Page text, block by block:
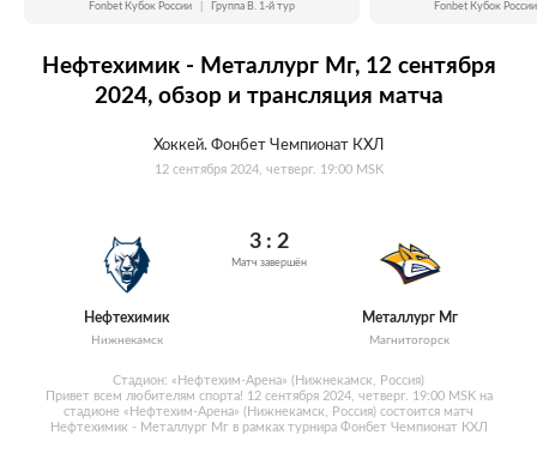
Fonbet Кубок России Группа B. 1-й тур Fonbet Кубок России
Нефтехимик - Металлург Мг, 12 сентября
2024, обзор и трансляция матча
Хоккей. Фонбет Чемпионат КХЛ
12 сентября 2024, четверг. 19:00 MSK
Нефтехимик
Нижнекамск
3 : 2
Матч завершён
Металлург Мг
Магнитогорск
Стадион: «Нефтехим-Арена» (Нижнекамск, Россия)
Привет всем любителям спорта! 12 сентября 2024, четверг. 19:00 MSK на
стадионе «Нефтехим-Арена» (Нижнекамск, Россия) состоится матч
Нефтехимик - Металлург Мг в рамках турнира Фонбет Чемпионат КХЛ